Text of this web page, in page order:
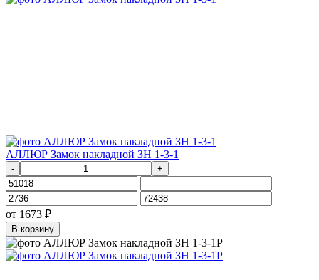
АЛЛЮР Замок накладной ЗН 1-3-1
- +
от 1673 ₽
В корзину